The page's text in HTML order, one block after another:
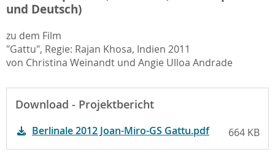
und Deutsch)
zu dem Film
"Gattu", Regie: Rajan Khosa, Indien 2011
von Christina Weinandt und Angie Ulloa Andrade
Download - Projektbericht
Berlinale 2012 Joan-Miro-GS Gattu.pdf 664 KB